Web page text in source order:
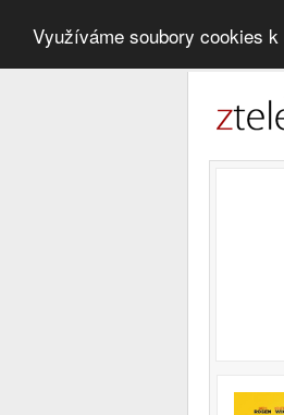
Využíváme soubory cookies